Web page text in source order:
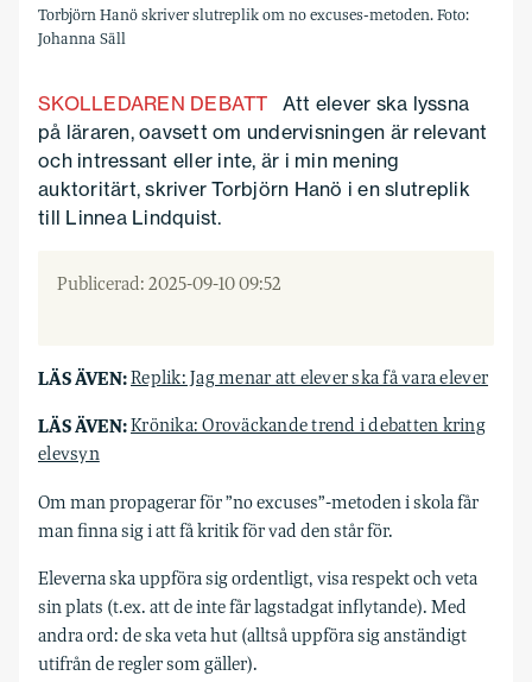
Torbjörn Hanö skriver slutreplik om no excuses-metoden. Foto:
Johanna Säll
SKOLLEDAREN DEBATT
Att elever ska lyssna
på läraren, oavsett om undervisningen är relevant
och intressant eller inte, är i min mening
auktoritärt, skriver Torbjörn Hanö i en slutreplik
till Linnea Lindquist.
Publicerad: 2025-09-10 09:52
LÄS ÄVEN:Replik: Jag menar att elever ska få vara elever
LÄS ÄVEN:Krönika: Oroväckande trend i debatten kring
elevsyn
Om man propagerar för ”no excuses”-metoden i skola får
man finna sig i att få kritik för vad den står för.
Eleverna ska uppföra sig ordentligt, visa respekt och veta
sin plats (t.ex. att de inte får lagstadgat inflytande). Med
andra ord: de ska veta hut (alltså uppföra sig anständigt
utifrån de regler som gäller).